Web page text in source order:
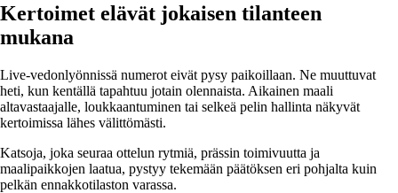
Kertoimet elävät jokaisen tilanteen
mukana
Live-vedonlyönnissä numerot eivät pysy paikoillaan. Ne muuttuvat
heti, kun kentällä tapahtuu jotain olennaista. Aikainen maali
altavastaajalle, loukkaantuminen tai selkeä pelin hallinta näkyvät
kertoimissa lähes välittömästi.
Katsoja, joka seuraa ottelun rytmiä, prässin toimivuutta ja
maalipaikkojen laatua, pystyy tekemään päätöksen eri pohjalta kuin
pelkän ennakkotilaston varassa.